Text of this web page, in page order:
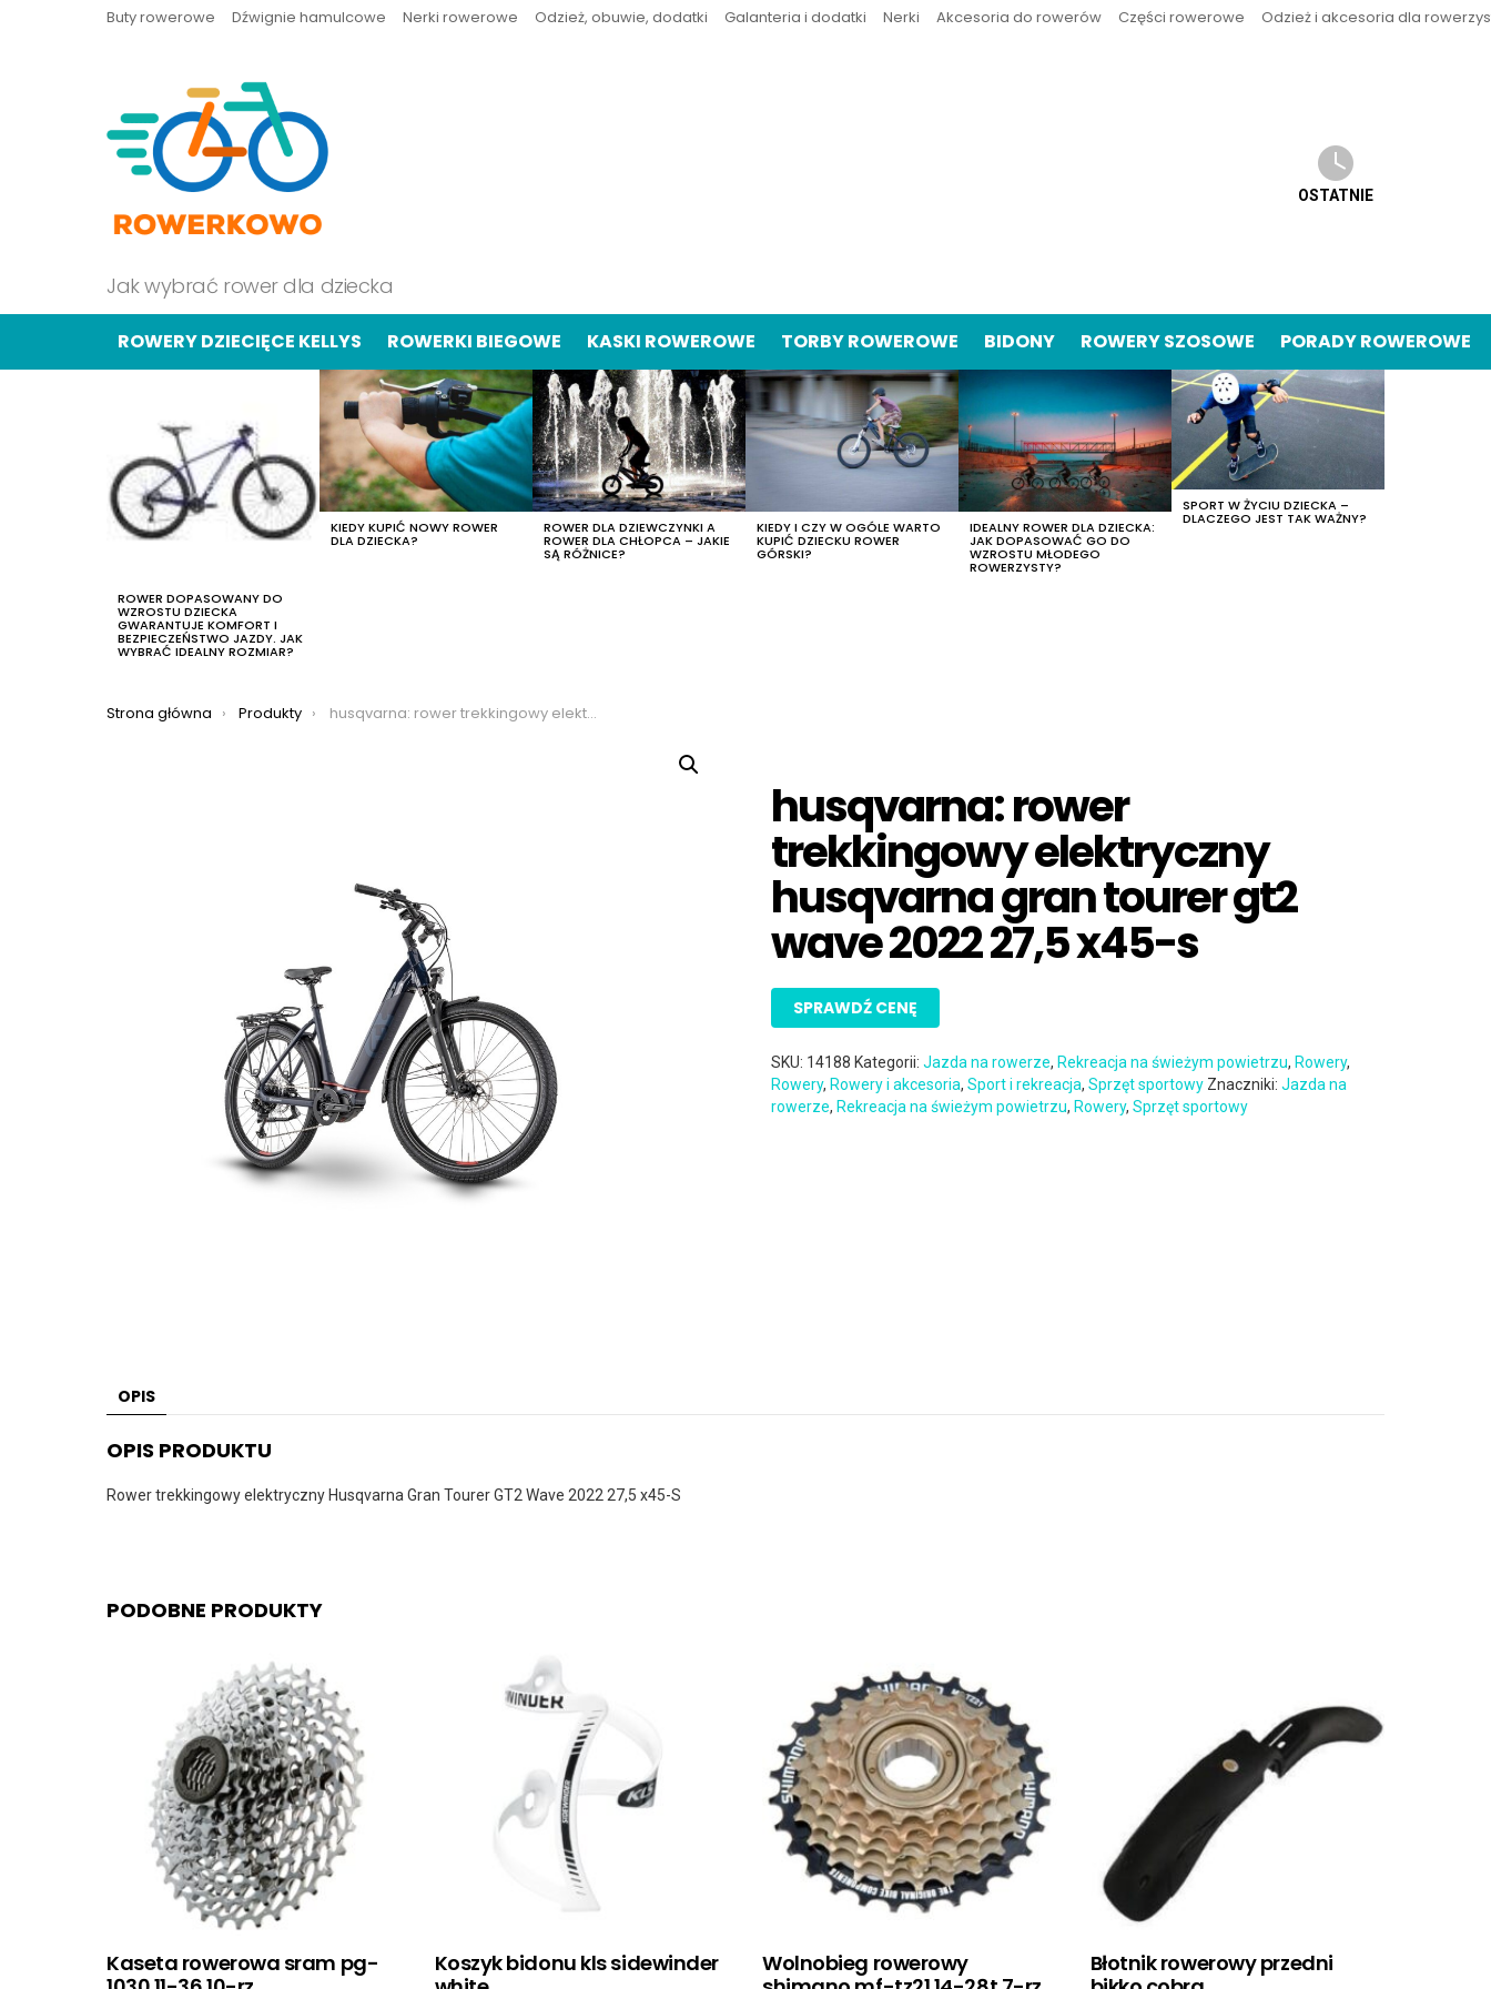
Buty rowerowe Dźwignie hamulcowe Nerki rowerowe Odzież, obuwie, dodatki Galanteria i dodatki Nerki Akcesoria do rowerów Części rowerowe Odzież i akcesoria dla
Jak wybrać rower dla dziecka
OSTATNIE
ROWERY DZIECIĘCE KELLYS ROWERKI BIEGOWE KASKI ROWEROWE TORBY ROWEROWE BIDONY ROWERY SZOSOWE PORADY ROWEROWE
ROWER DOPASOWANY DO
WZROSTU DZIECKA
GWARANTUJE KOMFORT I
BEZPIECZEŃSTWO JAZDY. JAK
WYBRAĆ IDEALNY ROZMIAR?
KIEDY KUPIĆ NOWY ROWER
DLA DZIECKA?
ROWER DLA DZIEWCZYNKI A
ROWER DLA CHŁOPCA – JAKIE
SĄ RÓŻNICE?
KIEDY I CZY W OGÓLE WARTO
KUPIĆ DZIECKU ROWER
GÓRSKI?
IDEALNY ROWER DLA DZIECKA:
JAK DOPASOWAĆ GO DO
WZROSTU MŁODEGO
ROWERZYSTY?
SPORT W ŻYCIU DZIECKA –
DLACZEGO JEST TAK WAŻNY?
Jesteś tutaj:
Strona główna Produkty husqvarna: rower trekkingowy elektryczny husqvarna gran tourer gt2 wave 2022 27,5 x45-s
husqvarna: rower
trekkingowy elektryczny
husqvarna gran tourer gt2
wave 2022 27,5 x45-s
SPRAWDŹ CENĘ
SKU: 14188 Kategorii:Jazda na rowerze, Rekreacja na świeżym powietrzu, Rowery,
Rowery, Rowery i akcesoria,Sport i rekreacja,Sprzęt sportowy Znaczniki:Jazda na
rowerze, Rekreacja na świeżym powietrzu, Rowery,Sprzęt sportowy
OPIS
OPIS PRODUKTU
Rower trekkingowy elektryczny Husqvarna Gran Tourer GT2 Wave 2022 27,5 x45-S
PODOBNE PRODUKTY
Kaseta rowerowa sram pg-
Koszyk bidonu kls sidewinder
Wolnobieg rowerowy
Błotnik rowerowy przedni